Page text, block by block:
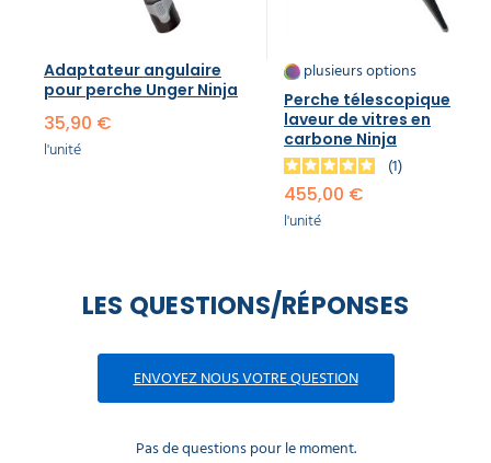
Adaptateur angulaire
pour perche Unger Ninja
35,90 €
l'unité
plusieurs options
Perche télescopique
laveur de vitres en
carbone Ninja
1
455,00 €
l'unité
LES QUESTIONS/RÉPONSES
ENVOYEZ NOUS VOTRE QUESTION
Pas de questions pour le moment.